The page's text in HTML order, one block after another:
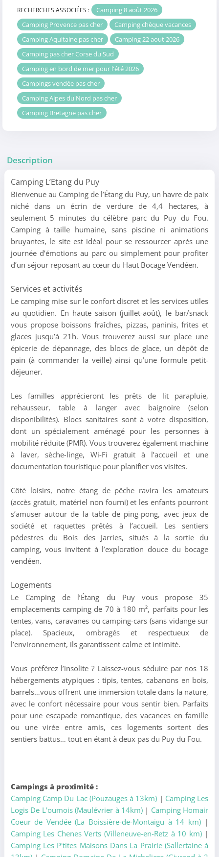
RECHERCHES ASSOCIÉES :
Camping 8 août 2026
Camping Provence pas cher
Camping chèque vacances
Camping Aquitaine pas cher
Camping 22 aout 2026
Camping pas cher Corse du Sud
Camping en bord de mer pour l'été 2026
Campings vendée pas cher
Camping Alpes du Nord pas cher
Camping Bretagne pas cher
Description
Camping L’Etang du Puy
Bienvenue au Camping de l’Étang du Puy, un havre de paix
niché dans un écrin de verdure de 4,4 hectares, à
seulement 5 minutes du célèbre parc du Puy du Fou.
Camping à taille humaine, sans piscine ni animations
bruyantes, le site est idéal pour se ressourcer après une
journée d’émotions au parc ou simplement pour profiter
d’un séjour reposant au cœur du Haut Bocage Vendéen.
Services et activités
Le camping mise sur le confort discret et les services utiles
au quotidien. En haute saison (juillet-août), le bar/snack
vous propose boissons fraîches, pizzas, paninis, frites et
glaces jusqu’à 21h. Vous trouverez aussi sur place une
épicerie de dépannage, des blocs de glace, un dépôt de
pain (à commander la veille) ainsi qu’une formule petit-
déjeuner.
Les familles apprécieront les prêts de lit parapluie,
rehausseur, table à langer avec baignoire (selon
disponibilités). Blocs sanitaires sont à votre disposition,
dont un spécialement aménagé pour les personnes à
mobilité réduite (PMR). Vous trouverez également machine
à laver, sèche-linge, Wi-Fi gratuit à l’accueil et une
documentation touristique pour planifier vos visites.
Côté loisirs, notre étang de pêche ravira les amateurs
(accès gratuit, matériel non fourni) et les enfants pourront
s’amuser autour de la table de ping-pong, avec jeux de
société et raquettes prêtés à l’accueil. Les sentiers
pédestres du Bois des Jarries, situés à la sortie du
camping, vous invitent à l’exploration douce du bocage
vendéen.
Logements
Le Camping de l’Étang du Puy vous propose 35
emplacements camping de 70 à 180 m², parfaits pour les
tentes, vans, caravanes ou camping-cars (sans vidange sur
place). Spacieux, ombragés et respectueux de
l’environnement, ils garantissent calme et intimité.
Vous préférez l’insolite ? Laissez-vous séduire par nos 18
hébergements atypiques : tipis, tentes, cabanons en bois,
barrels…vous offrent une immersion totale dans la nature,
avec le confort nécessaire pour vous sentir bien. Parfaits
pour une escapade romantique, des vacances en famille
ou une virée entre amis, ces logements sortent des
sentiers battus… tout en étant à deux pas du Puy du Fou.
Campings à proximité :
Camping Camp Du Lac (Pouzauges à 13km) | Camping Les
Logis De L'oumois (Maulévrier à 14km)| Camping Homair
Coeur de Vendée (La Boissière-de-Montaigu à 14 km)|
Camping Les Chenes Verts (Villeneuve-en-Retz à 10 km)|
Camping Les P'tites Maisons Dans La Prairie (Sallertaine à